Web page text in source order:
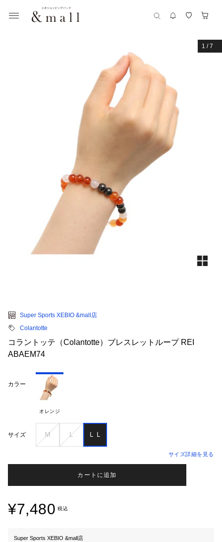
1 /7
Super Sports XEBIO &mall店
Colantotte
コラントッテ（Colantotte）ブレスレットループ REI
ABAEM74
カラー
オレンジ
サイズ Ｍ Ｌ ＬＬ
サイズ詳細を見る
カートに追加
¥7,480 税込
Super Sports XEBIO &mall店